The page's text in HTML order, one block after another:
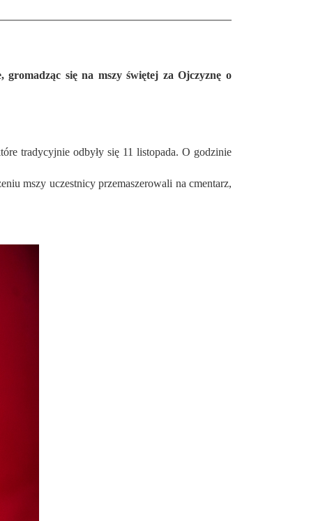
tradycyjnie odbyły się 11 listopada. O godzinie
mszy uczestnicy przemaszerowali na cmentarz,